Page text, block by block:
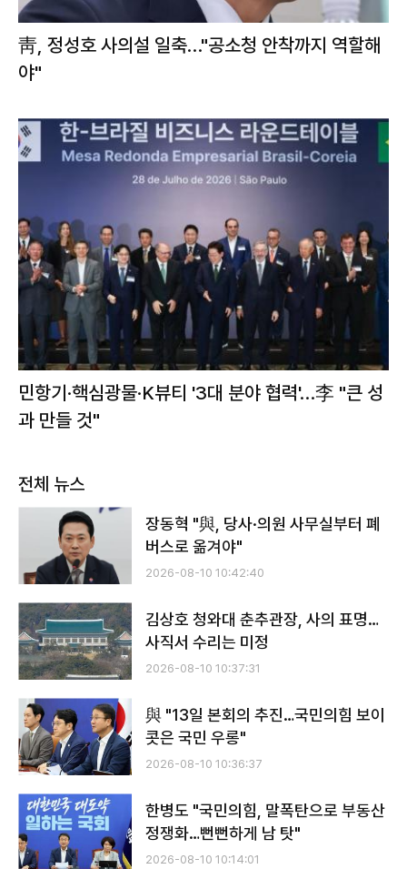
靑, 정성호 사의설 일축…"공소청 안착까지 역할해
야"
민항기·핵심광물·K뷰티 '3대 분야 협력'…李 "큰 성
과 만들 것"
전체 뉴스
장동혁 "與, 당사·의원 사무실부터 폐
버스로 옮겨야"
2026-08-10 10:42:40
김상호 청와대 춘추관장, 사의 표명…
사직서 수리는 미정
2026-08-10 10:37:31
​​​​​​​與 "13일 본회의 추진…국민의힘 보이
콧은 국민 우롱"
2026-08-10 10:36:37
​​​​​​​한병도 "국민의힘, 말폭탄으로 부동산
정쟁화…뻔뻔하게 남 탓"
2026-08-10 10:14:01